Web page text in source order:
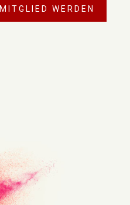
MITGLIED WERDEN